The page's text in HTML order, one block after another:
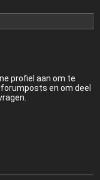
profiel aan om te
en om deel